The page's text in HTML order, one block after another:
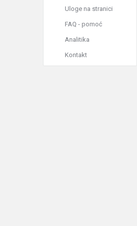
Uloge na stranici
FAQ - pomoć
Analitika
Kontakt